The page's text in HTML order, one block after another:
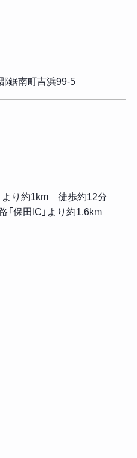
鋸南町吉浜99-5
より約1km 徒歩約12分
「保田IC」より約1.6km